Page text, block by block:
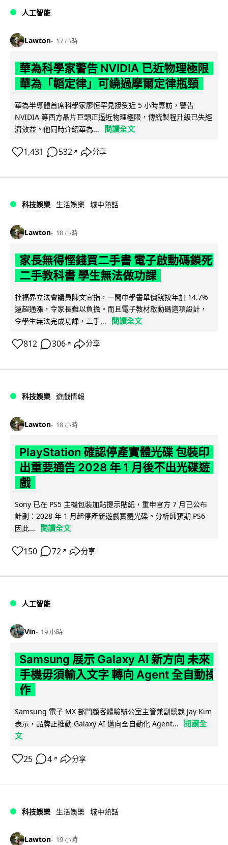
人工智能
Lawton 17 小時
華為科學家警告 NVIDIA 已近物理極限
華為「韜定律」可繞過摩爾定律瓶頸
華為半導體首席科學家廖恒罕見接受近 5 小時專訪，警告
NVIDIA 等西方晶片巨頭正逼近物理極限，傳統製程升級已失經
濟效益。他同時介紹華為...
閱讀全文
1,431 532 ↗ 分享
科技娛樂 生活娛樂 城中熱話
Lawton 18 小時
家長無得慳錢買二手書 電子啟動碼鎖死
二手教科書 學生無法做功課
社福界立法會議員陳文宜指，一間中學書單價錢按年加 14.7%
遠超通漲，令家長難以負擔。而且電子教材啟動碼這項設計，
令學生無法完成功課，二手...
閱讀全文
812 306 ↗ 分享
科技娛樂 遊戲情報
Lawton 18 小時
PlayStation 確認停產實體光碟 包裝印
出重要通告 2028 年 1 月後不出光碟遊
戲
Sony 已在 PS5 主機包裝加貼提示貼紙，重申官方 7 月已公布
計劃：2028 年 1 月起停產新遊戲實體光碟。分析師預期 PS6
因此...
閱讀全文
150 72 ↗ 分享
人工智能
Vin 19 小時
Samsung 展示 Galaxy AI 新方向 未來
手機毋須輸入文字 轉向 Agent 全自動操
作
Samsung 電子 MX 部門顧客體驗辦公室主管兼副總裁 Jay Kim
表示，品牌正推動 Galaxy AI 邁向全自動化 Agent...
閱讀全
文
25 4 ↗ 分享
科技娛樂 生活娛樂 城中熱話
Lawton 19 小時